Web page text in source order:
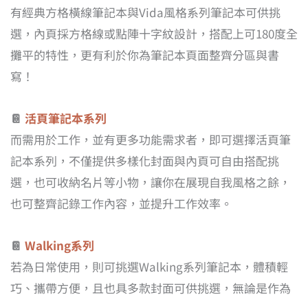
有經典方格橫線筆記本與Vida風格系列筆記本可供挑
選，內頁採方格線或點陣十字紋設計，搭配上可180度全
攤平的特性，更有利於你為筆記本頁面整齊分區與書
寫！
📔 活頁筆記本系列
而需用於工作，並有更多功能需求者，即可選擇活頁筆
記本系列，不僅提供多樣化封面與內頁可自由搭配挑
選，也可收納名片等小物，讓你在展現自我風格之餘，
也可整齊記錄工作內容，並提升工作效率。
📔 Walking系列
若為日常使用，則可挑選Walking系列筆記本，體積輕
巧、攜帶方便，且也具多款封面可供挑選，無論是作為